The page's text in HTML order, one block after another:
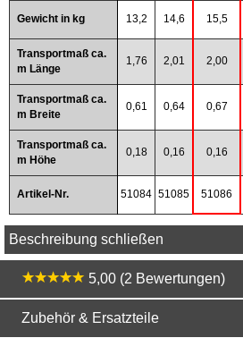
Gewicht in kg 13,2 14,6 15,5
Transportmaß ca.
m Länge
1,76 2,01 2,00
Transportmaß ca.
m Breite
0,61 0,64 0,67
Transportmaß ca.
m Höhe
0,18 0,16 0,16
Artikel-Nr. 51084 51085 51086
Beschreibung schließen
5,00 (2 Bewertungen)
Zubehör & Ersatzteile